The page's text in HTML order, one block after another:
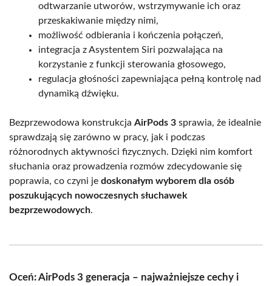
odtwarzanie utworów, wstrzymywanie ich oraz
przeskakiwanie między nimi,
możliwość odbierania i kończenia połączeń,
integracja z Asystentem Siri pozwalająca na
korzystanie z funkcji sterowania głosowego,
regulacja głośności zapewniająca pełną kontrolę nad
dynamiką dźwięku.
Bezprzewodowa konstrukcja AirPods 3 sprawia, że idealnie
sprawdzają się zarówno w pracy, jak i podczas
różnorodnych aktywności fizycznych. Dzięki nim komfort
słuchania oraz prowadzenia rozmów zdecydowanie się
poprawia, co czyni je doskonałym wyborem dla osób
poszukujących nowoczesnych słuchawek
bezprzewodowych.
Oceń: AirPods 3 generacja – najważniejsze cechy i